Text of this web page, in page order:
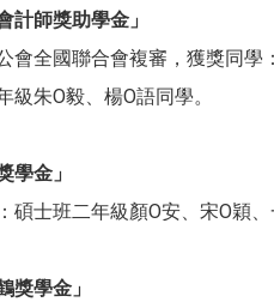
計師獎助學金」
會全國聯合會複審，獲獎同學：
級朱O毅、楊O語同學。
學金」
碩士班二年級顏O安、宋O穎、
獎學金」